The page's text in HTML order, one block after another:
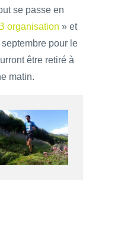
se passe en
organisation » et
pour le
être retiré à
matin.